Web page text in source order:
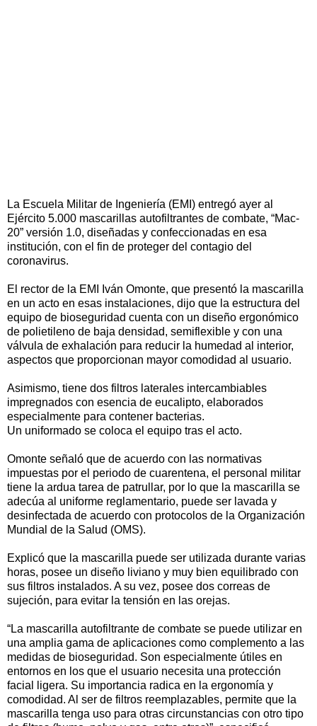
La Escuela Militar de Ingeniería (EMI) entregó ayer al
Ejército 5.000 mascarillas autofiltrantes de combate, “Mac-
20” versión 1.0, diseñadas y confeccionadas en esa
institución, con el fin de proteger del contagio del
coronavirus.
El rector de la EMI Iván Omonte, que presentó la mascarilla
en un acto en esas instalaciones, dijo que la estructura del
equipo de bioseguridad cuenta con un diseño ergonómico
de polietileno de baja densidad, semiflexible y con una
válvula de exhalación para reducir la humedad al interior,
aspectos que proporcionan mayor comodidad al usuario.
Asimismo, tiene dos filtros laterales intercambiables
impregnados con esencia de eucalipto, elaborados
especialmente para contener bacterias.
Un uniformado se coloca el equipo tras el acto.
Omonte señaló que de acuerdo con las normativas
impuestas por el periodo de cuarentena, el personal militar
tiene la ardua tarea de patrullar, por lo que la mascarilla se
adecúa al uniforme reglamentario, puede ser lavada y
desinfectada de acuerdo con protocolos de la Organización
Mundial de la Salud (OMS).
Explicó que la mascarilla puede ser utilizada durante varias
horas, posee un diseño liviano y muy bien equilibrado con
sus filtros instalados. A su vez, posee dos correas de
sujeción, para evitar la tensión en las orejas.
“La mascarilla autofiltrante de combate se puede utilizar en
una amplia gama de aplicaciones como complemento a las
medidas de bioseguridad. Son especialmente útiles en
entornos en los que el usuario necesita una protección
facial ligera. Su importancia radica en la ergonomía y
comodidad. Al ser de filtros reemplazables, permite que la
mascarilla tenga uso para otras circunstancias con otro tipo